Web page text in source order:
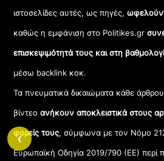
ιστοσελίδες αυτές, ως πηγές,
καθώς η εμφάνιση στο Politikes.gr
επισκεψιμότητά τους και στη
μέσω backlink κοκ.
Τα πνευματικά δικαιώματα κάθε
βίντεοανήκουν αποκλειστικά στους
φορείς τους, σύμφωνα με τον Νόμο
Ευρωπαϊκή Οδηγία 2019/790 (ΕΕ) περί
‹